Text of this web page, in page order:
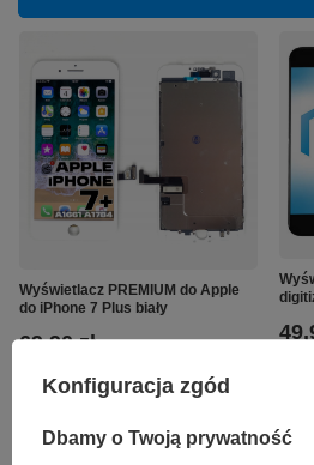
Wyświetlacz PREMIUM do Apple
do iPhone 7 Plus biały
69,90 zł / szt.
Konfiguracja zgód
Dbamy o Twoją prywatność